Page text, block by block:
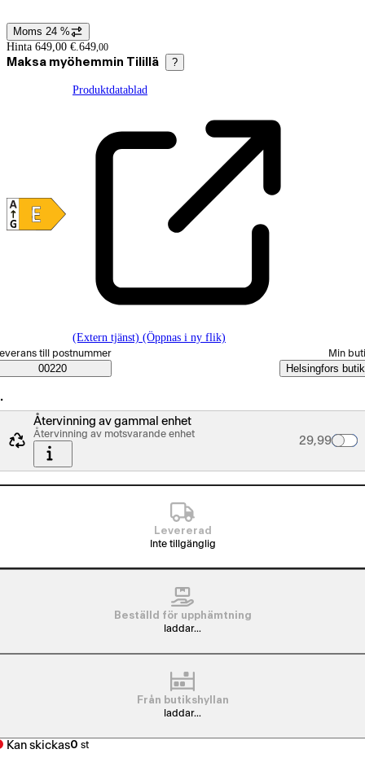
Prisinformation
Moms 24 %
Hinta 649,00 €. 649,00
Maksa myöhemmin Tilillä ?
Produktdatablad
(Extern tjänst) (Öppnas i ny flik)
Saatavuustiedot
beställningssätt
till postnummer
00220
Min
Helsingfors butik
Återvinning av gammal enhet
Återvinning av motsvarande enhet
Palvelun
29,99
Levererad
Inte tillgänglig
Beställd för upphämtning
laddar...
Från butikshyllan
laddar...
Kan skickas0 st